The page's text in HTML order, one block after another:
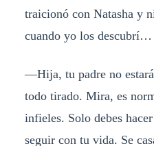
traicionó con Natasha y
cuando yo los descubrí…
—Hija, tu padre no
todo tirado. Mira, es
infieles. Solo debes
seguir con tu vida. Se